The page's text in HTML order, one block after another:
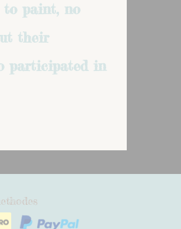
to paint, no
their
participated in